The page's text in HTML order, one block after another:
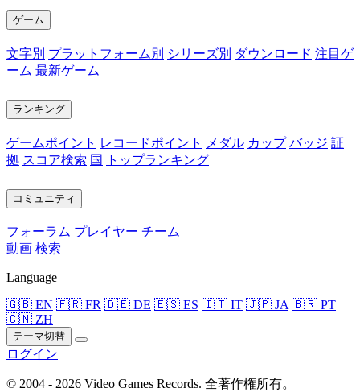
ゲーム
文字別 プラットフォーム別 シリーズ別 ダウンロード 注目ゲ
ーム 最新ゲーム
ランキング
ゲームポイント レコードポイント メダル カップ バッジ 証
拠 スコア検索 国 トップランキング
コミュニティ
フォーラム プレイヤー チーム
動画 検索
Language
🇬🇧 EN 🇫🇷 FR 🇩🇪 DE 🇪🇸 ES 🇮🇹 IT 🇯🇵 JA 🇧🇷 PT
🇨🇳 ZH
テーマ切替
ログイン
© 2004 - 2026 Video Games Records. 全著作権所有。